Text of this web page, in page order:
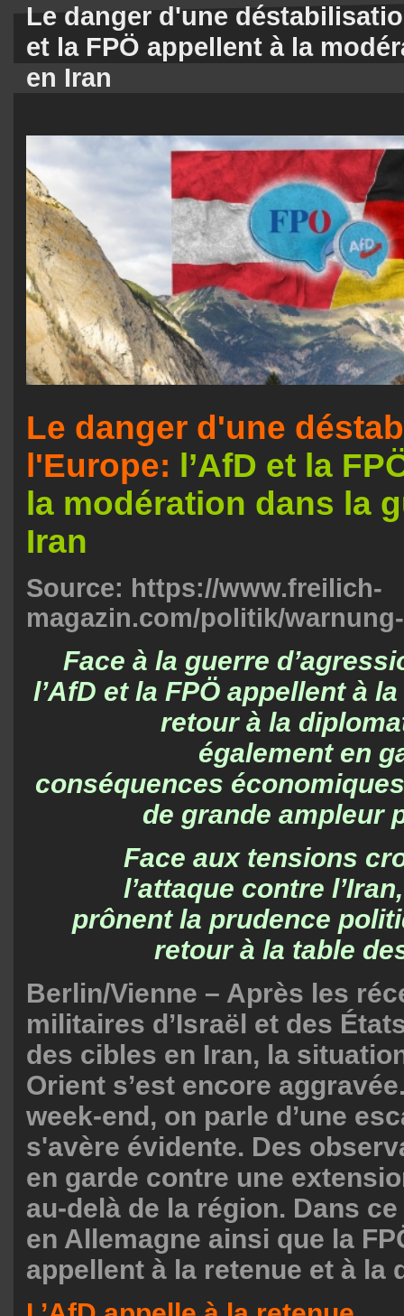
Le danger d'une
et la FPÖ appellent à la
en Iran
Le danger d'une
l'Europe:
l’AfD et la
la modération dans la
Iran
Source: https://www.freilich-
magazin.com/politik/
Face à la guerre
l’AfD et la FPÖ appellent à
retour à la
également en
conséquences
de grande ampleur
Face aux tensions
l’attaque contre
prônent la prudence
retour à la table
Berlin/Vienne – Après les
militaires d’Israël et des
des cibles en Iran, la
Orient s’est encore
week-end, on parle d’une
s'avère évidente. Des
en garde contre une
au-delà de la région. Dans
en Allemagne ainsi que la
appellent à la retenue et à la